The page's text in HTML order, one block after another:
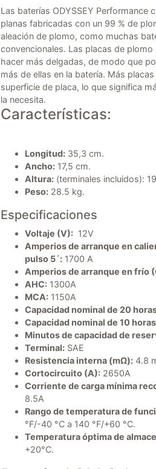
Las baterías ODYSSEY Performance
planas fabricadas con un 99 % de
aleación de plomo, como muchas
convencionales. Las placas de plomo
hacer más delgadas, de modo que
más de ellas en la batería. Más
superficie de placa, lo que significa
la necesita.
Características:
Longitud:35,3 cm.
Ancho:17,5 cm.
Altura:(terminales incluidos):
Peso:28.5 kg.
Especificaciones
Voltaje (V):12V
Amperios de arranque en
pulso 5´:1700 A
Amperios de arranque en frío
AHC:1300A
MCA:1150A
Capacidad nominal de 20
Capacidad nominal de 10
Minutos de capacidad de
Terminal:SAE
Resistencia interna (mΩ):4.8
Cortocircuito (A):2650A
Corriente de carga mínima
8.5A
Rango de temperatura de
°F/-40 °C a 140 °F/+60 °C.
Temperatura óptima de
+20°C.